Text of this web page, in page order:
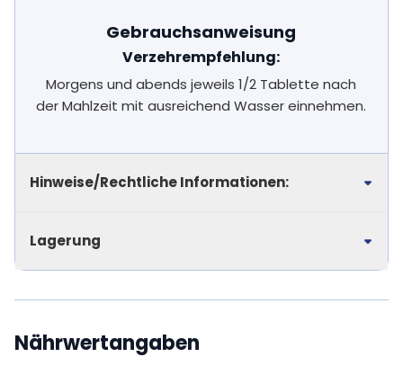
Gebrauchsanweisung
Verzehrempfehlung:
Morgens und abends jeweils 1/2 Tablette nach
der Mahlzeit mit ausreichend Wasser einnehmen.
Hinweise/Rechtliche Informationen:
Lagerung
Nährwertangaben